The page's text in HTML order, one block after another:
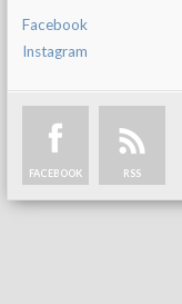
Facebook
Instagram
FACEBOOK RSS